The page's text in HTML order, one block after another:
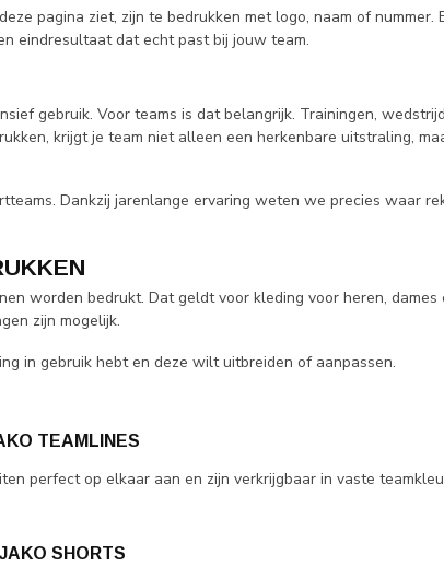
pagina ziet, zijn te bedrukken met logo, naam of
eindresultaat dat echt past bij jouw team.
gebruik. Voor teams is dat belangrijk. Trainingen,
krijgt je team niet alleen een herkenbare uitstraling,
Dankzij jarenlange ervaring weten we precies waar
worden bedrukt. Dat geldt voor kleding voor heren,
zijn mogelijk.
in gebruik hebt en deze wilt uitbreiden of aanpassen.
TEAMLINES
perfect op elkaar aan en zijn verkrijgbaar in vaste
JAKO SHORTS